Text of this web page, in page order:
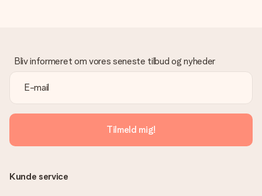
venligst vores kundeservice, de hjælper gerne med at finde en
passende løsning.
Er fakturaen sendt sammen med ordren?
Ingen faktura sendes med din ordre. Du modtager altid
fakturaen i bekræftelsesemailen, og du kan altid finde den i din
MySurprise-konto. Det betyder at du kan få gaven leveret
direkte til modtageren, hvilket gør det til en sand
overraskelse!
Bliv informeret om vores seneste tilbud og nyheder
Tilmeld mig!
Kunde service